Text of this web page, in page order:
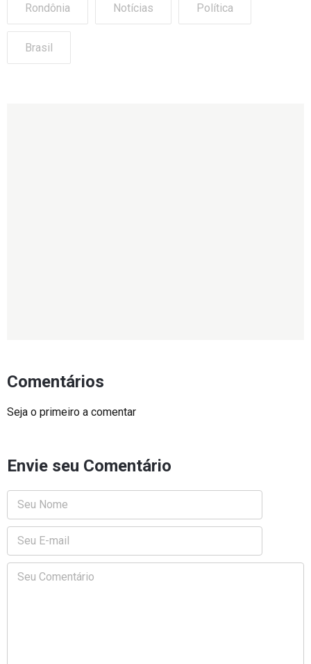
Rondônia Notícias Política
Brasil
Comentários
Seja o primeiro a comentar
Envie seu Comentário